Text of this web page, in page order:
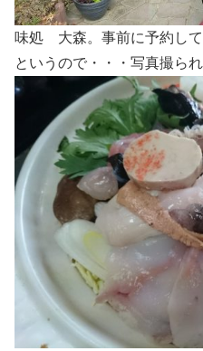
味処 大森。事前に予約して
というので・・・写真撮ら